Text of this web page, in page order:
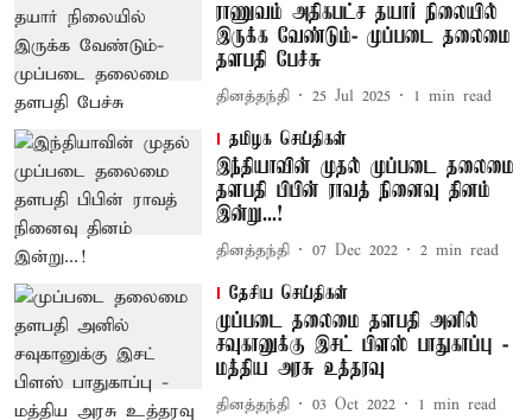
ராணுவம் அதிகபட்ச தயார் நிலையில்
இருக்க வேண்டும்- முப்படை தலைமை
தளபதி பேச்சு
தினத்தந்தி 25 Jul 2025 1 min read
தமிழக செய்திகள்
இந்தியாவின் முதல் முப்படை தலைமை
தளபதி பிபின் ராவத் நினைவு தினம்
இன்று...!
தினத்தந்தி 07 Dec 2022 2 min read
தேசிய செய்திகள்
முப்படை தலைமை தளபதி அனில்
சவுகானுக்கு இசட் பிளஸ் பாதுகாப்பு -
மத்திய அரசு உத்தரவு
தினத்தந்தி 03 Oct 2022 1 min read